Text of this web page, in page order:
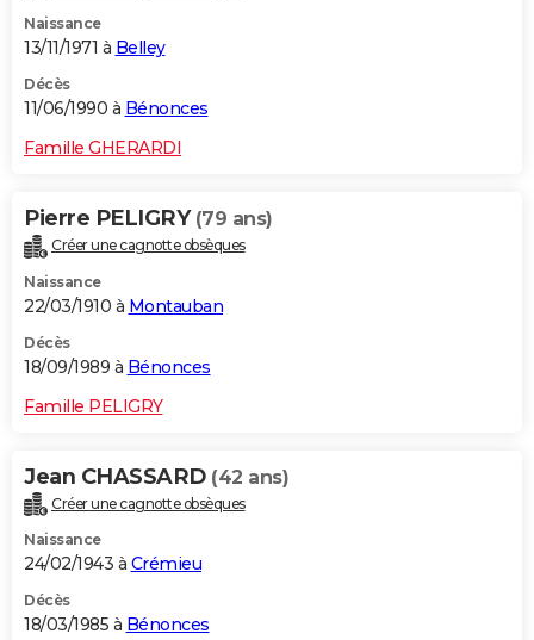
Naissance
13/11/1971 à Belley
Décès
11/06/1990 à Bénonces
Famille GHERARDI
Pierre PELIGRY (79 ans)
Créer une cagnotte obsèques
Naissance
22/03/1910 à Montauban
Décès
18/09/1989 à Bénonces
Famille PELIGRY
Jean CHASSARD (42 ans)
Créer une cagnotte obsèques
Naissance
24/02/1943 à Crémieu
Décès
18/03/1985 à Bénonces